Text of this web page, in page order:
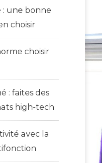
: une bonne
choisir
choisir
: faites des
high-tech
avec la